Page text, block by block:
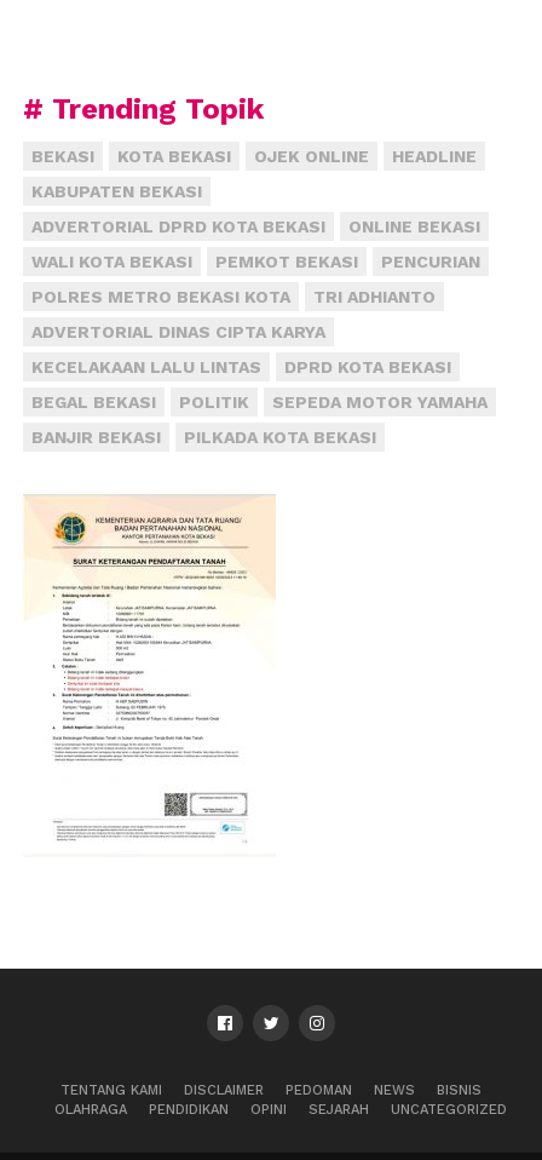
# Trending Topik
BEKASI KOTA BEKASI OJEK ONLINE
HEADLINE
KABUPATEN BEKASI
ADVERTORIAL DPRD KOTA BEKASI
ONLINE BEKASI
WALI KOTA BEKASI
PEMKOT BEKASI
PENCURIAN
POLRES METRO BEKASI KOTA
TRI ADHIANTO
ADVERTORIAL DINAS CIPTA KARYA
KECELAKAAN LALU LINTAS
DPRD KOTA BEKASI
BEGAL BEKASI
POLITIK
SEPEDA MOTOR YAMAHA
BANJIR BEKASI
PILKADA KOTA BEKASI
TENTANG KAMI DISCLAIMER PEDOMAN NEWS
BISNIS
OLAHRAGA
PENDIDIKAN OPINI SEJARAH UNCATEGORIZED